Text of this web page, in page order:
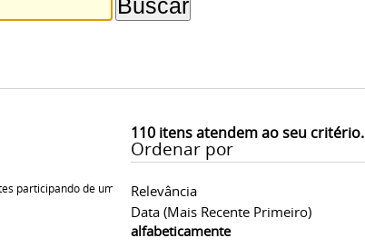
110itens atendem ao seu critério.
Ordenar por
Relevância
Data (mais Recente Primeiro)
alfabeticamente
participando de um